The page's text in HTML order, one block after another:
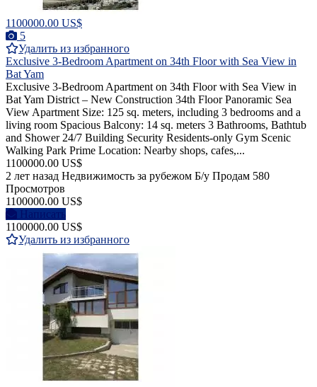
1100000.00 US$
5
Удалить из избранного
Exclusive 3-Bedroom Apartment on 34th Floor with Sea View in
Bat Yam
Exclusive 3-Bedroom Apartment on 34th Floor with Sea View in
Bat Yam District – New Construction 34th Floor Panoramic Sea
View Apartment Size: 125 sq. meters, including 3 bedrooms and a
living room Spacious Balcony: 14 sq. meters 3 Bathrooms, Bathtub
and Shower 24/7 Building Security Residents-only Gym Scenic
Walking Park Prime Location: Nearby shops, cafes,...
1100000.00 US$
2 лет назад Недвижимость за рубежом Б/у Продам 580
Просмотров
1100000.00 US$
Написать
1100000.00 US$
Удалить из избранного